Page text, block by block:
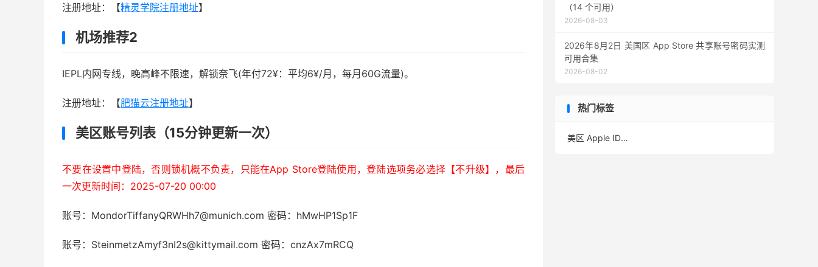
注册地址：【精灵学院注册地址】
机场推荐2
IEPL内网专线，晚高峰不限速，解锁奈飞(年付72¥：平均6¥/月，每月60G流量)。
注册地址：【肥猫云注册地址】
美区账号列表（15分钟更新一次）
不要在设置中登陆，否则锁机概不负责，只能在App Store登陆使用，登陆选项务必选择【不升级】，最后
一次更新时间：2025-07-20 00:00
账号：MondorTiffanyQRWHh7@munich.com 密码：hMwHP1Sp1F
账号：SteinmetzAmyf3nI2s@kittymail.com 密码：cnzAx7mRCQ
（14 个可用）
2026-08-03
2026年8月2日 美国区 App Store 共享账号密码实测
可用合集
2026-08-02
热门标签
美区 Apple ID(389)